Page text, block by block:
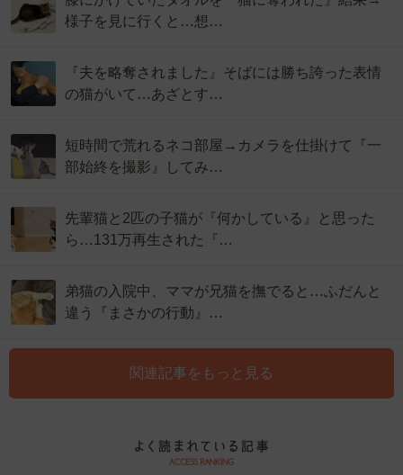
様子を見に行くと…想…
『夫を略奪されました』そばには勝ち誇った表情
の猫がいて…あざとす…
短時間で荒れるネコ部屋→カメラを仕掛けて『一
部始終を撮影』してみ…
先輩猫と2匹の子猫が『何かしている』と思った
ら…131万再生された『…
弟猫の入院中、ママが兄猫を撫でると…ふだんと
違う『まさかの行動』…
関連記事をもっと見る